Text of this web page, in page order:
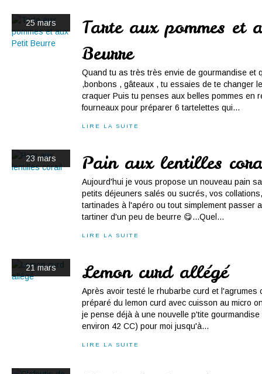
25 mars
Tarte aux pommes et
Beurre
Quand tu as très très envie de gourmandise et
,bonbons , gâteaux , tu essaies de te changer
craquer Puis tu penses aux belles pommes en
fourneaux pour préparer 6 tartelettes qui...
LIRE LA SUITE
23 mars Pain aux lentilles
Aujourd'hui je vous propose un nouveau pain
petits déjeuners salés ou sucrés, vos
tartinades à l'apéro ou tout simplement passer
tartiner d'un peu de beurre 😋...Quel...
LIRE LA SUITE
21 mars Lemon curd allégé
Après avoir testé le rhubarbe curd et l'agrumes
préparé du lemon curd avec cuisson au micro
je pense déjà à une nouvelle p'tite
environ 42 CC) pour moi jusqu'à...
LIRE LA SUITE